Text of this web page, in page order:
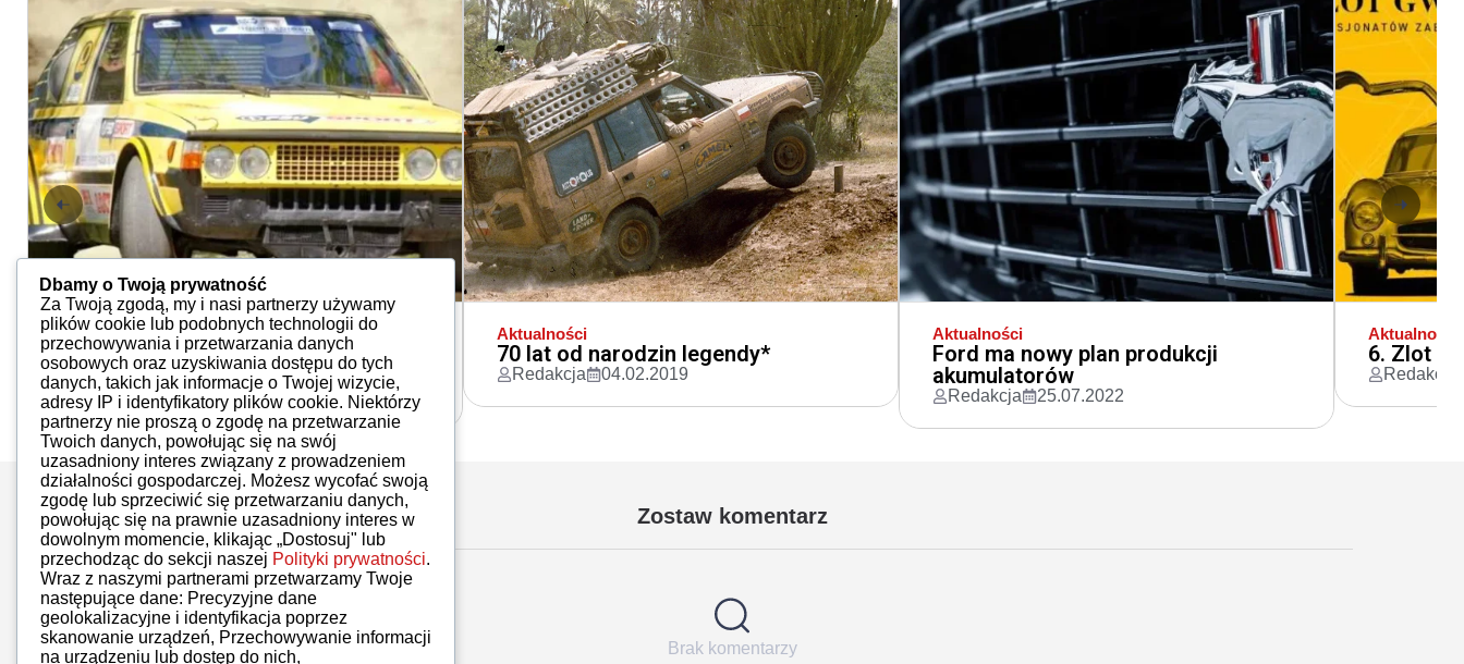
Aktualności
Zlot klasyków i zabytków w Ostrowi
Mazow...
Redakcja 04.05.2022
Aktualności
70 lat od narodzin legendy*
Redakcja 04.02.2019
Aktualności
Ford ma nowy plan produkcji
akumulatorów
Redakcja 25.07.2022
Aktualności
6. Zlot
Redakcja
Zostaw komentarz
Brak komentarzy
Dbamy o Twoją prywatność
Za Twoją zgodą, my i nasi partnerzy używamy
plików cookie lub podobnych technologii do
przechowywania i przetwarzania danych
osobowych oraz uzyskiwania dostępu do tych
danych, takich jak informacje o Twojej wizycie,
adresy IP i identyfikatory plików cookie. Niektórzy
partnerzy nie proszą o zgodę na przetwarzanie
Twoich danych, powołując się na swój
uzasadniony interes związany z prowadzeniem
działalności gospodarczej. Możesz wycofać swoją
zgodę lub sprzeciwić się przetwarzaniu danych,
powołując się na prawnie uzasadniony interes w
dowolnym momencie, klikając „Dostosuj" lub
przechodząc do sekcji naszej Polityki prywatności.
Wraz z naszymi partnerami przetwarzamy Twoje
następujące dane: Precyzyjne dane
geolokalizacyjne i identyfikacja poprzez
skanowanie urządzeń, Przechowywanie informacji
na urządzeniu lub dostęp do nich,